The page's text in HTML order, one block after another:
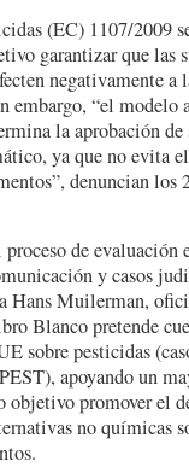
(EC) 1107/2009
garantizar que las
negativamente a
“el modelo
la aprobación
ya que no evita
denuncian los
de evaluación
y casos
Hans Muilerman,
Blanco pretende
sobre pesticidas
apoyando un
promover el
no químicas